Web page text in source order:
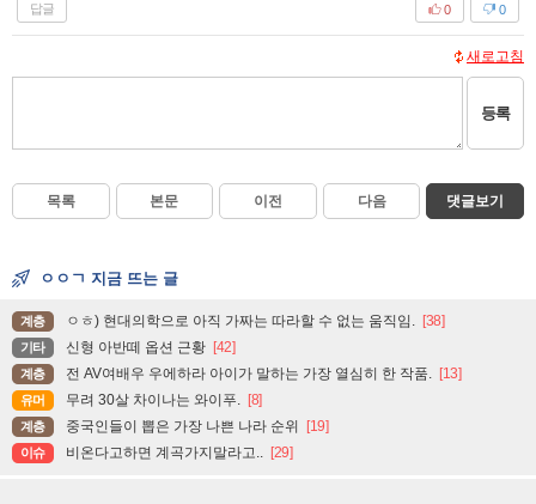
답글 0
0
새로고침
등록
목록 본문 이전 다음 댓글보기
ㅇㅇㄱ 지금 뜨는 글
계층 ㅇㅎ) 현대의학으로 아직 가짜는 따라할 수 없는 움직임. [38]
기타 신형 아반떼 옵션 근황 [42]
계층 전 AV여배우 우에하라 아이가 말하는 가장 열심히 한 작품. [13]
유머 무려 30살 차이나는 와이푸. [8]
계층 중국인들이 뽑은 가장 나쁜 나라 순위 [19]
이슈 비온다고하면 계곡가지말라고.. [29]